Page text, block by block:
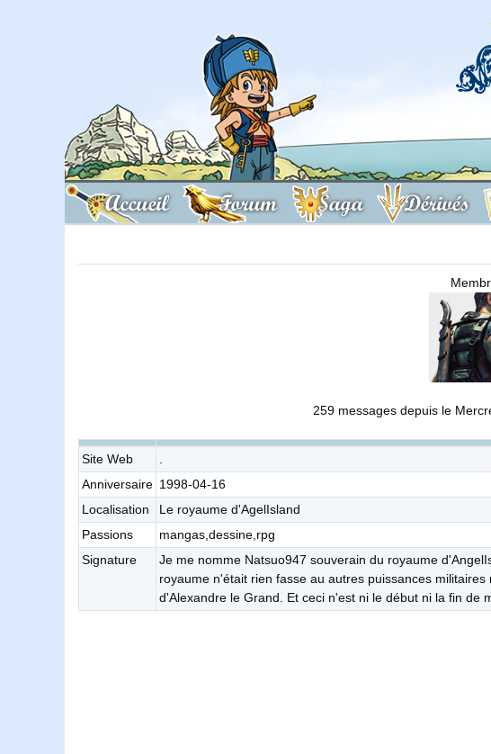
Accueil Forum Saga Dérivés
259 messages depuis le
Site Web
.
Anniversaire 1998-04-16
Localisation
Le royaume d'AgelIsland
Passions
mangas,dessine,rpg
Signature
Je me nomme Natsuo947 souverain du royaume
royaume n'était rien fasse au autres puissances
d'Alexandre le Grand. Et ceci n'est ni le début ni la fin de